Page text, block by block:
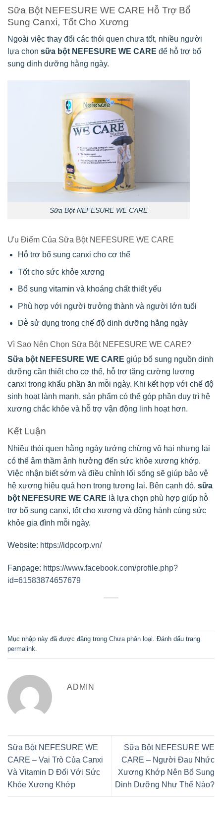
Sữa Bột NEFESURE WE CARE Hỗ Trợ Bổ
Sung Canxi, Tốt Cho Xương
Ngoài việc thay đổi các thói quen chưa tốt, nhiều người
lựa chọn sữa bột NEFESURE WE CARE để hỗ trợ bổ
sung dinh dưỡng hằng ngày.
Sữa Bột NEFESURE WE CARE
Ưu Điểm Của Sữa Bột NEFESURE WE CARE
Hỗ trợ bổ sung canxi cho cơ thể
Tốt cho sức khỏe xương
Bổ sung vitamin và khoáng chất thiết yếu
Phù hợp với người trưởng thành và người lớn tuổi
Dễ sử dụng trong chế độ dinh dưỡng hằng ngày
Vì Sao Nên Chọn Sữa Bột NEFESURE WE CARE?
Sữa bột NEFESURE WE CARE giúp bổ sung nguồn dinh
dưỡng cần thiết cho cơ thể, hỗ trợ tăng cường lượng
canxi trong khẩu phần ăn mỗi ngày. Khi kết hợp với chế độ
sinh hoạt lành mạnh, sản phẩm có thể góp phần duy trì hệ
xương chắc khỏe và hỗ trợ vận động linh hoạt hơn.
Kết Luận
Nhiều thói quen hằng ngày tưởng chừng vô hại nhưng lại
có thể âm thầm ảnh hưởng đến sức khỏe xương khớp.
Việc nhận biết sớm và điều chỉnh lối sống sẽ giúp bảo vệ
hệ xương hiệu quả hơn trong tương lai. Bên cạnh đó, sữa
bột NEFESURE WE CARE là lựa chọn phù hợp giúp hỗ
trợ bổ sung canxi, tốt cho xương và đồng hành cùng sức
khỏe gia đình mỗi ngày.
Website: https://idpcorp.vn/
Fanpage: https://www.facebook.com/profile.php?
id=61583874657679
Mục nhập này đã được đăng trong Chưa phân loại. Đánh dấu trang
permalink.
ADMIN
Sữa Bột NEFESURE WE
CARE – Vai Trò Của Canxi
Và Vitamin D Đối Với Sức
Khỏe Xương Khớp
Sữa Bột NEFESURE WE
CARE – Người Đau Nhức
Xương Khớp Nên Bổ Sung
Dinh Dưỡng Như Thế Nào?